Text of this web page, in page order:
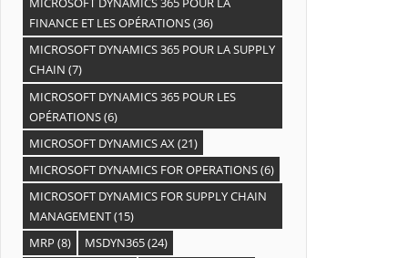
FINANCE ET LES OPÉRATIONS(36)
MICROSOFT DYNAMICS 365 POUR LA SUPPLY
CHAIN (7)
MICROSOFT DYNAMICS 365 POUR LES
OPÉRATIONS(6)
MICROSOFT DYNAMICS AX(21)
MICROSOFT DYNAMICS FOR OPERATIONS(6)
MICROSOFT DYNAMICS FOR SUPPLY CHAIN
MANAGEMENT(15)
MRP (8) MSDYN365(24)